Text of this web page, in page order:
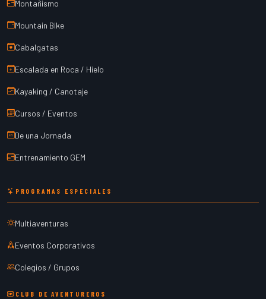
Montañismo
Mountain Bike
Cabalgatas
Escalada en Roca / Hielo
Kayaking / Canotaje
Cursos / Eventos
De una Jornada
Entrenamiento GEM
PROGRAMAS ESPECIALES
Multiaventuras
Eventos Corporativos
Colegios / Grupos
CLUB DE AVENTUREROS